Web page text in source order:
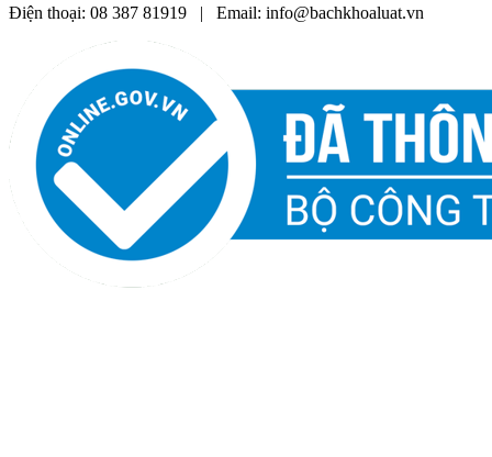
Điện thoại: 08 387 81919 | Email: info@bachkhoaluat.vn